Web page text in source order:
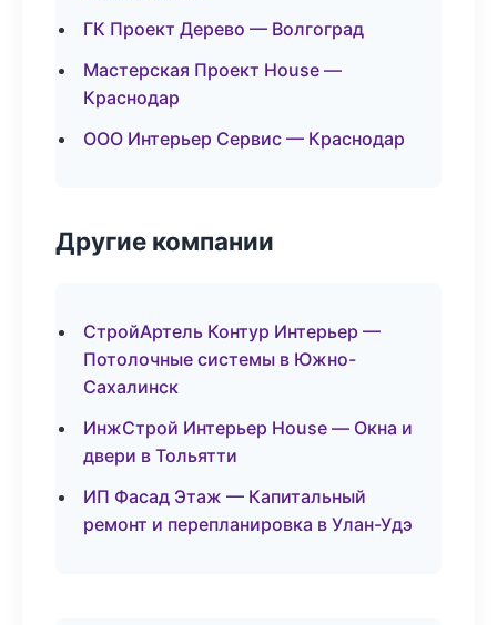
ГК Проект Дерево — Волгоград
Мастерская Проект House —
Краснодар
ООО Интерьер Сервис — Краснодар
Другие компании
СтройАртель Контур Интерьер —
Потолочные системы в Южно-
Сахалинск
ИнжСтрой Интерьер House — Окна и
двери в Тольятти
ИП Фасад Этаж — Капитальный
ремонт и перепланировка в Улан-Удэ